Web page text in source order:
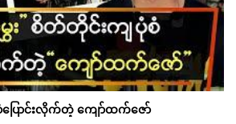
ပြောင်းလိုက်တဲ့ ကျော်ထက်ဇော်